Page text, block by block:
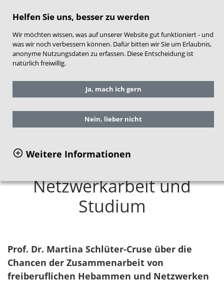
Helfen Sie uns, besser zu werden
Wir möchten wissen, was auf unserer Website gut funktioniert - und
was wir noch verbessern können. Dafür bitten wir Sie um Erlaubnis,
anonyme Nutzungsdaten zu erfassen. Diese Entscheidung ist
natürlich freiwillig.
Ja, mach ich gern
Nein, lieber nicht
Weitere Informationen
Sie befinden sich hier: Service
Aktuelles
Frühe Hilfen aktuell
Im Gespräch
Netzwerkarbeit und
Studium
Prof. Dr. Martina Schlüter-Cruse über die
Chancen der Zusammenarbeit von
freiberuflichen Hebammen und Netzwerken